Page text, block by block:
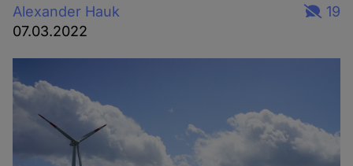
Alexander Hauk
07.03.2022
19